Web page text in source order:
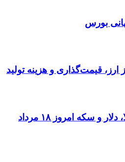
بورس
ارز، قیمت‌گذاری و هزینه تولید
پیش‌بینی قیمت طلا، دلار و سکه امروز ۱۸ مرداد